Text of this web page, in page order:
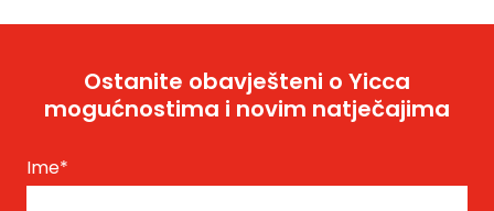
Ostanite obavješteni o Yicca
mogućnostima i novim natječajima
Ime*